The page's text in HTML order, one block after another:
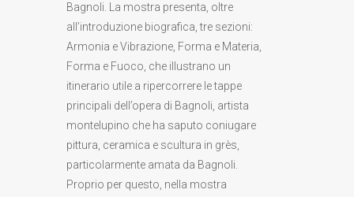
Bagnoli. La mostra presenta, oltre
all’introduzione biografica, tre sezioni:
Armonia e Vibrazione, Forma e Materia,
Forma e Fuoco, che illustrano un
itinerario utile a ripercorrere le tappe
principali dell’opera di Bagnoli, artista
montelupino che ha saputo coniugare
pittura, ceramica e scultura in grès,
particolarmente amata da Bagnoli.
Proprio per questo, nella mostra